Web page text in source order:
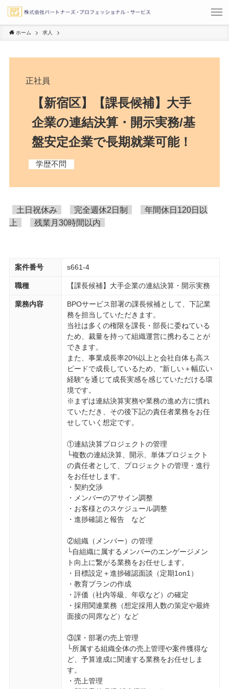
ホーム 求人
正社員
【新宿区】【課長候補】大手
企業の連結決算・開示実務/基
盤安定企業で長期就業可能！
学歴不問
土日祝休み 完全週休2日制
年間休日120日以
上
残業月30時間以内
案件番号 s661-4
職種 【課長候補】大手企業の連結決算・開示実務
業務内容
BPOサービス部署の課長候補として、下記業
務を担当していただきます。
当社は多くの権限を課長・部長に委ねている
ため、裁量を持って組織運営に携わることが
できます。
また、事業成長率20%以上と会社自体も高ス
ピードで成長しているため、"新しい＋幅広い
経験"を通じて成長実感を感じていただける環
境です。
※まずは連結決算実務や業務の進め方に慣れ
ていただき、その後下記の責任者業務をお任
せしていく想定です。
①連結決算プロジェクトの管理
└複数の連結決算、開示、単体プロジェクト
の責任者として、プロジェクトの管理・進行
をお任せします。
・契約交渉
・メンバーのアサイン調整
・お客様とのスケジュール調整
・進捗確認と報告 など
②組織（メンバー）の管理
└自組織に属するメンバーのエンゲージメン
ト向上に繋がる業務をお任せします。
・目標設定＋進捗確認面談（定期1on1）
・教育プランの作成
・評価（社内等級、年収など）の確定
・採用関連業務（想定採用人数の策定や最終
面接の同席など）など
③課・部署の売上管理
└所属する組織全体の売上管理や案件獲得な
ど、予算達成に関連する業務をお任せしま
す。
・売上管理